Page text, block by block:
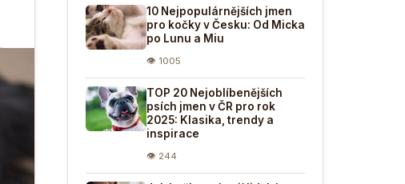
10 Nejpopulárnějších jmen
pro kočky v Česku: Od Micka
po Lunu a Miu
👁 1005
TOP 20 Nejoblíbenějších
psích jmen v ČR pro rok
2025: Klasika, trendy a
inspirace
👁 244